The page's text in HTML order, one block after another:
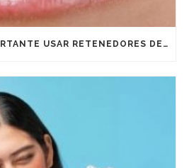
¿POR QUÉ ES IMPORTANTE USAR RETENEDORES DESPUÉS DE UN TRATAMIENTO DE ORTODONCIA?